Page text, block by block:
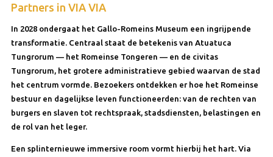
Partners in VIA VIA
In 2028 ondergaat het Gallo-Romeins Museum een ingrijpende
transformatie. Centraal staat de betekenis van Atuatuca
Tungrorum — het Romeinse Tongeren — en de civitas
Tungrorum, het grotere administratieve gebied waarvan de stad
het centrum vormde. Bezoekers ontdekken er hoe het Romeinse
bestuur en dagelijkse leven functioneerden: van de rechten van
burgers en slaven tot rechtspraak, stadsdiensten, belastingen en
de rol van het leger.
Een splinternieuwe immersive room vormt hierbij het hart. Via